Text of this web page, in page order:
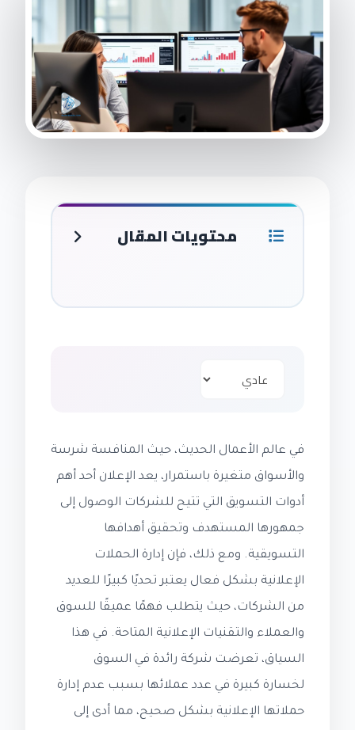
محتويات المقال
في عالم الأعمال الحديث، حيث المنافسة شرسة
والأسواق متغيرة باستمرار، يعد الإعلان أحد أهم
أدوات التسويق التي تتيح للشركات الوصول إلى
جمهورها المستهدف وتحقيق أهدافها
التسويقية. ومع ذلك، فإن إدارة الحملات
الإعلانية بشكل فعال يعتبر تحديًا كبيرًا للعديد
من الشركات، حيث يتطلب فهمًا عميقًا للسوق
والعملاء والتقنيات الإعلانية المتاحة. في هذا
السياق، تعرضت شركة رائدة في السوق
لخسارة كبيرة في عدد عملائها بسبب عدم إدارة
حملاتها الإعلانية بشكل صحيح، مما أدى إلى